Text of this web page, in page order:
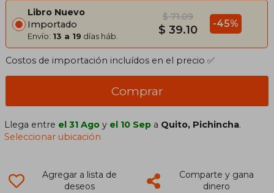
Libro Nuevo
Importado
Envío: 13 a 19 días háb.
$ 71.09
$ 39.10 -45%
Costos de importación incluídos en el precio ✅
Comprar
Llega entre el 31 Ago y el 10 Sep a Quito, Pichincha.
Seleccionar ubicación
Agregar a lista de
deseos
Comparte y gana
dinero